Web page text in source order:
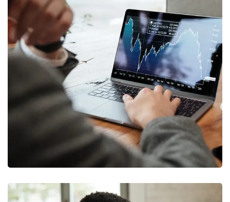
OCT Analytics
MARKETING/STRATEGY